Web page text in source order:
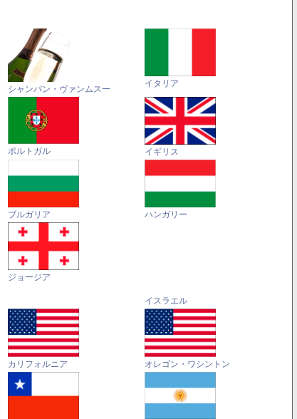
シャンパン・ヴァンムスー
イタリア
ポルトガル イギリス
ブルガリア ハンガリー
ジョージア
イスラエル
カリフォルニア オレゴン・ワシントン